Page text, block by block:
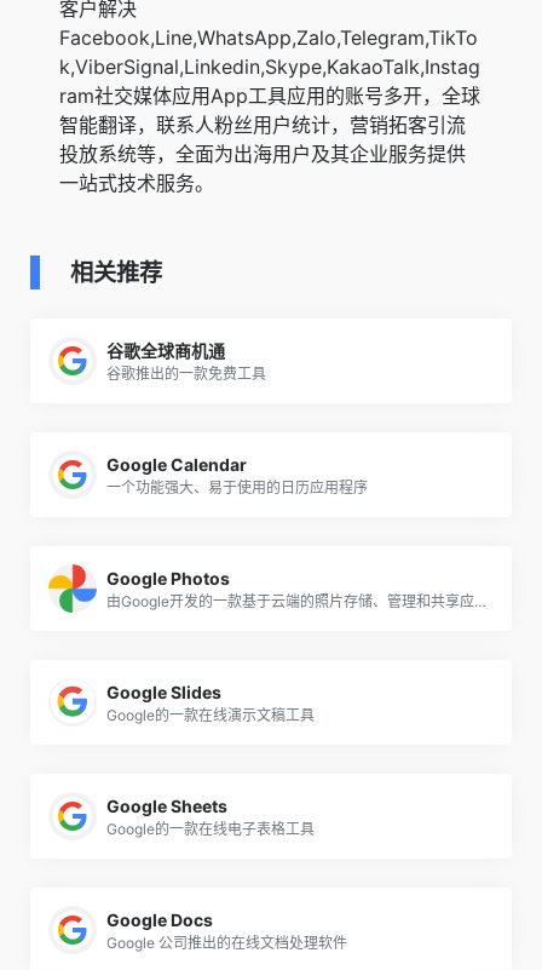
客户解决
Facebook,Line,WhatsApp,Zalo,Telegram,TikTo
k,ViberSignal,Linkedin,Skype,KakaoTalk,Instag
ram社交媒体应用App工具应用的账号多开，全球
智能翻译，联系人粉丝用户统计，营销拓客引流
投放系统等，全面为出海用户及其企业服务提供
一站式技术服务。
相关推荐
谷歌全球商机通
谷歌推出的一款免费工具
Google Calendar
一个功能强大、易于使用的日历应用程序
Google Photos
由Google开发的一款基于云端的照片存储、管理和共享应用程序
Google Slides
Google的一款在线演示文稿工具
Google Sheets
Google的一款在线电子表格工具
Google Docs
Google 公司推出的在线文档处理软件